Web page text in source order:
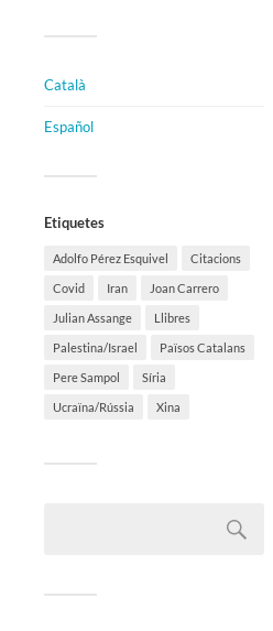
Català
Español
Etiquetes
Adolfo Pérez Esquivel Citacions
Covid Iran Joan Carrero
Julian Assange Llibres
Palestina/Israel Països Catalans
Pere Sampol Síria
Ucraïna/Rússia Xina